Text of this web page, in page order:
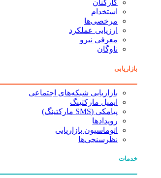
کارکنان
استخدام
مرخصی‌ها
ارزیابی عملکرد
معرفی نیرو
ناوگان
بازاریابی
بازاریابی شبکه‌های اجتماعی
ایمیل مارکتینگ
پیامکی (SMS مارکتینگ)
رویدادها
اتوماسیون بازاریابی
نظرسنجی‌ها
خدمات